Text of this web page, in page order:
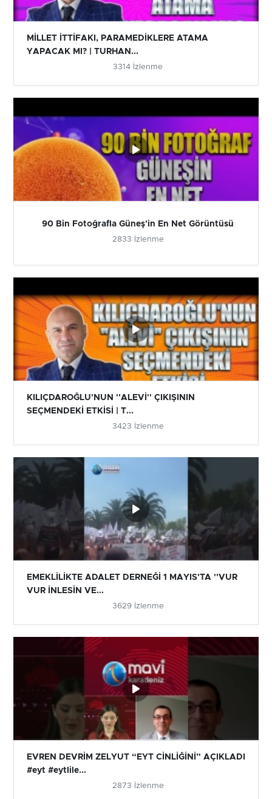
MİLLET İTTİFAKI, PARAMEDİKLERE ATAMA
YAPACAK MI? | TURHAN...
3314 İzlenme
90 Bin Fotoğrafla Güneş'in En Net Görüntüsü
2833 İzlenme
KILIÇDAROĞLU'NUN ''ALEVİ'' ÇIKIŞININ
SEÇMENDEKİ ETKİSİ | T...
3423 İzlenme
EMEKLİLİKTE ADALET DERNEĞİ 1 MAYIS'TA ''VUR
VUR İNLESİN VE...
3629 İzlenme
EVREN DEVRİM ZELYUT “EYT CİNLİĞİNİ” AÇIKLADI
#eyt #eytlile...
2873 İzlenme